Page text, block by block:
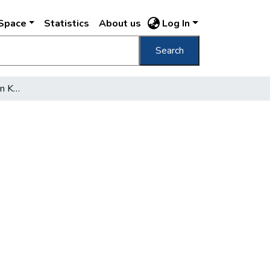
Statistics About us Log In
Search
Képviselők a Szabó Ervin Könyvtárban